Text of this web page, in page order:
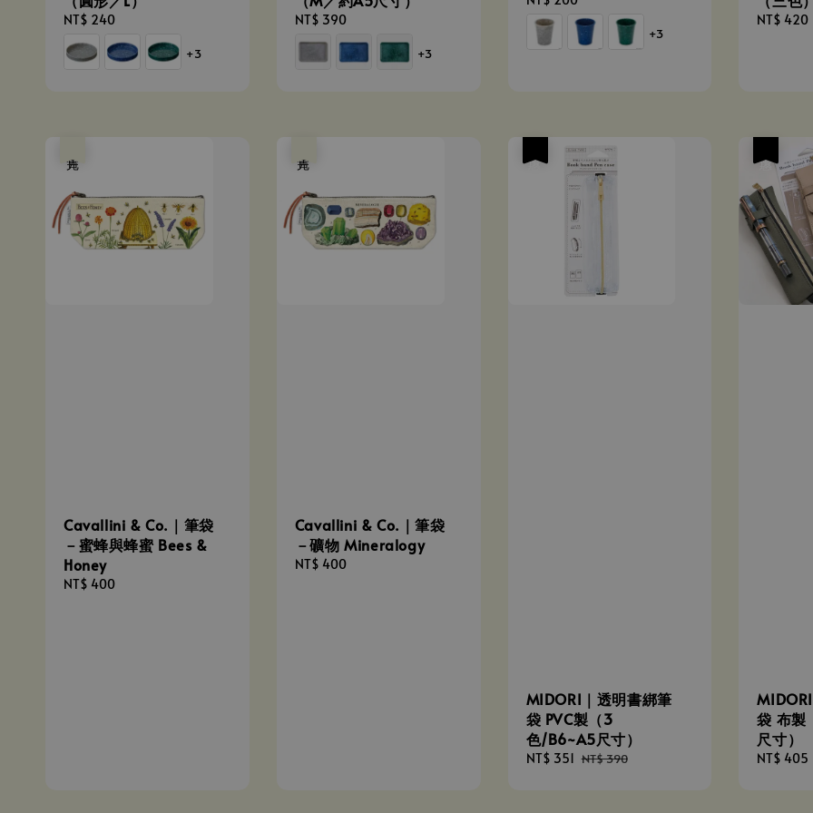
Regular
NT$ 240
+3
Regular
price
NT$ 390
+3
price
+3
Regular
NT$ 420
Cavallini & Co.｜筆袋
－蜜蜂與蜂蜜 Bees &
Honey
Regular
NT$ 400
Cavallini & Co.｜筆袋
－礦物 Mineralogy
Regular
NT$ 400
MIDORI｜透明書綁筆
袋 PVC製（3
色/B6~A5尺寸）
Sale
NT$ 351 Regular
NT$ 390
袋 布
尺寸）
Sale
NT$ 405